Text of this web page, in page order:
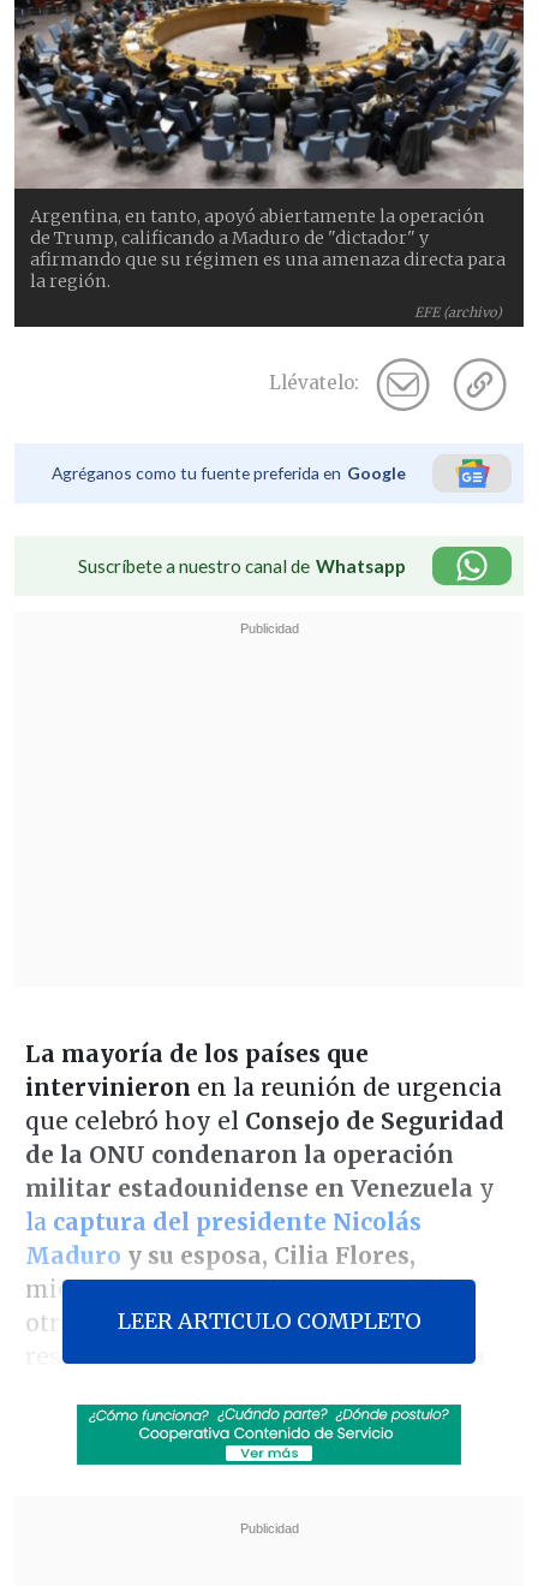
EFE (archivo)
Argentina, en tanto, apoyó abiertamente la operación
de Trump, calificando a Maduro de "dictador" y
afirmando que su régimen es una amenaza directa para
la región.
Llévatelo:
Agréganos como tu fuente preferida en Google
Suscríbete a nuestro canal de Whatsapp
La mayoría de los países que
intervinieron en la reunión de urgencia
que celebró hoy el Consejo de Seguridad
de la ONU condenaron la operación
militar estadounidense en Venezuela y
la captura del presidente Nicolás
Maduro y su esposa, Cilia Flores,
mientras queArgentina la respaldóy
otras naciones se limitaron a pedir
respeto a la soberanía y una transición
Washington, impermeable a las críticas,
una acción "necesaria y
LEER ARTICULO COMPLETO